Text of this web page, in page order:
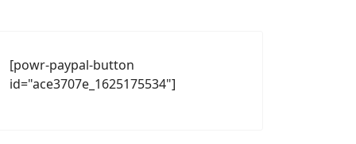
[powr-paypal-button
id="ace3707e_1625175534"]